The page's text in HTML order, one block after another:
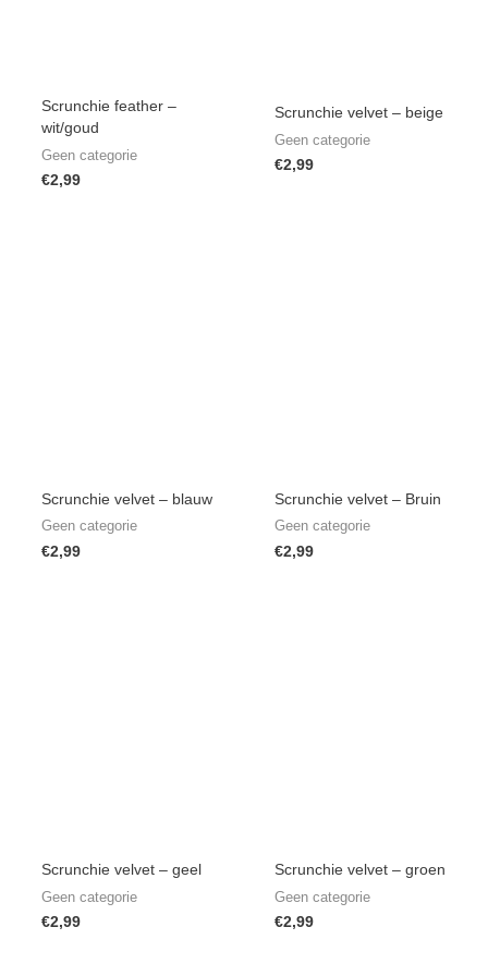
Scrunchie feather –
wit/goud
Geen categorie
€2,99
Scrunchie velvet – beige
Geen categorie
€2,99
Scrunchie velvet – blauw
Geen categorie
€2,99
Scrunchie velvet – Bruin
Geen categorie
€2,99
Scrunchie velvet – geel
Geen categorie
€2,99
Scrunchie velvet – groen
Geen categorie
€2,99